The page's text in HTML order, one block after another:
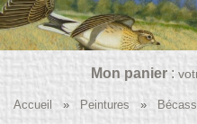
Mon panier :
Accueil » Peintures »